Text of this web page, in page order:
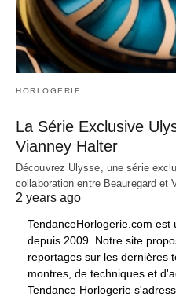
HORLOGERIE
La Série Exclusive
Vianney Halter
Découvrez Ulysse, une série
collaboration entre Beauregard et
2 years ago
TendanceHorlogerie.com
depuis 2009. Notre site
reportages sur les dernières
montres, de techniques et
Tendance Horlogerie